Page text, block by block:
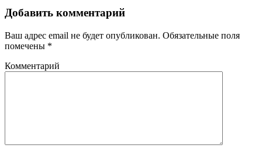
Добавить комментарий
Ваш адрес email не будет опубликован. Обязательные поля
помечены *
Комментарий